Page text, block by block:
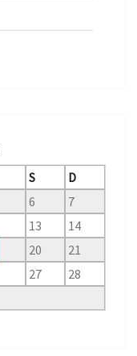
S
D
6
7
13
14
20
21
27
28